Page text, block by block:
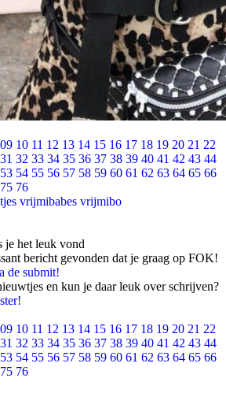
09 10 11 12 13 14 15 16 17 18 19 20 21 22
31 32 33 34 35 36 37 38 39 40 41 42 43 44
53 54 55 56 57 58 59 60 61 62 63 64 65 66
75 76
vrijmibabes vrijmibo
je het leuk vond
bericht gevonden dat je graag op FOK!
de submit!
en kun je daar leuk over schrijven?
09 10 11 12 13 14 15 16 17 18 19 20 21 22
31 32 33 34 35 36 37 38 39 40 41 42 43 44
53 54 55 56 57 58 59 60 61 62 63 64 65 66
75 76